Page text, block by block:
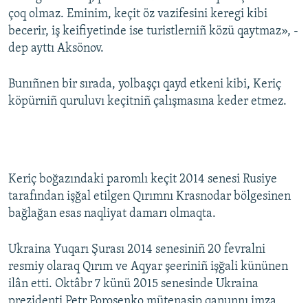
çoq olmaz. Eminim, keçit öz vazifesini keregi kibi
becerir, iş keifiyetinde ise turistlerniñ közü qaytmaz», -
dep ayttı Aksönov.
Bunıñnen bir sırada, yolbaşçı qayd etkeni kibi, Keriç
köpürniñ quruluvı keçitniñ çalışmasına keder etmez.
Keriç boğazındaki paromlı keçit 2014 senesi Rusiye
tarafından işğal etilgen Qırımnı Krasnodar bölgesinen
bağlağan esas naqliyat damarı olmaqta.
Ukraina Yuqarı Şurası 2014 senesiniñ 20 fevralni
resmiy olaraq Qırım ve Aqyar şeeriniñ işğali kününen
ilân etti. Oktâbr 7 künü 2015 senesinde Ukraina